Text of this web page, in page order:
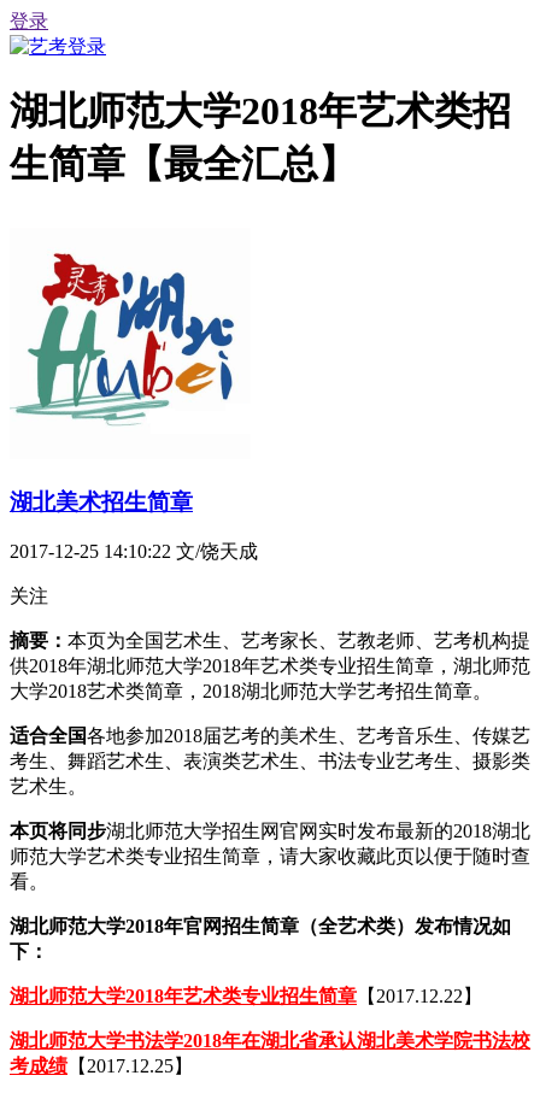
登录
湖北师范大学2018年艺术类招
生简章【最全汇总】
湖北美术招生简章
2017-12-25 14:10:22 文/饶天成
关注
摘要： 本页为全国艺术生、艺考家长、艺教老师、艺考机构提
供2018年湖北师范大学2018年艺术类专业招生简章，湖北师范
大学2018艺术类简章，2018湖北师范大学艺考招生简章。
适合全国各地参加2018届艺考的美术生、艺考音乐生、传媒艺
考生、舞蹈艺术生、表演类艺术生、书法专业艺考生、摄影类
艺术生。
本页将同步湖北师范大学招生网官网实时发布最新的2018湖北
师范大学艺术类专业招生简章，请大家收藏此页以便于随时查
看。
湖北师范大学2018年官网招生简章（全艺术类）发布情况如
下：
湖北师范大学2018年艺术类专业招生简章 【2017.12.22】
湖北师范大学书法学2018年在湖北省承认湖北美术学院书法校
考成绩【2017.12.25】